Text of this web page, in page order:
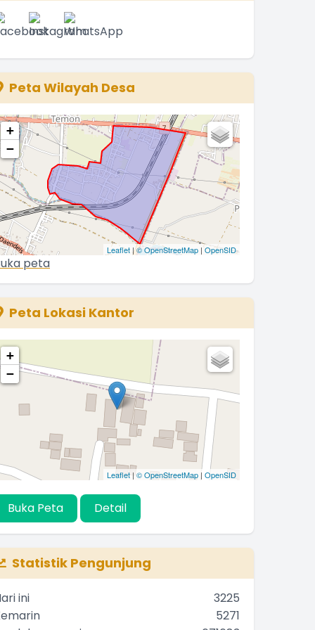
Peta Wilayah Desa
+
−
Leaflet |© OpenStreetMap |OpenSID
peta
Peta Lokasi Kantor
+
−
Leaflet | © OpenStreetMap | OpenSID
Buka Peta Detail
Statistik Pengunjung
ini
3225
5271